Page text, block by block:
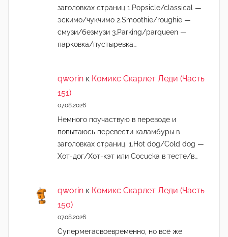
заголовках страниц 1.Popsicle/classical —
эскимо/чукчимо 2.Smoothie/roughie —
смузи/безмузи 3.Parking/parqueen —
парковка/пустырёвка…
qworin к Комикс Скарлет Леди (Часть
151)
07.08.2026
Немного поучаствую в переводе и
попытаюсь перевести каламбуры в
заголовках страниц. 1.Hot dog/Cold dog —
Хот-дог/Хот-кэт или Cocucka в тесте/в…
qworin к Комикс Скарлет Леди (Часть
150)
07.08.2026
Супермегасвоевременно, но всё же